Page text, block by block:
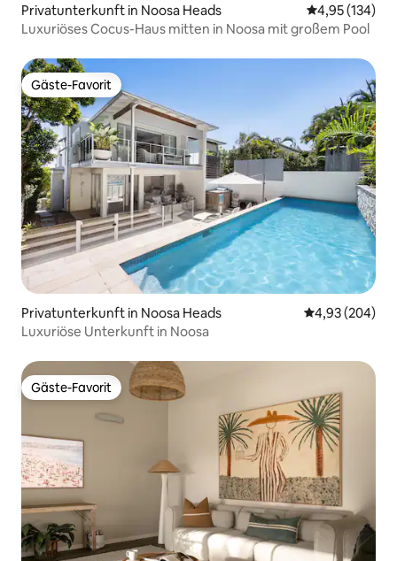
Privatunterkunft in Noosa Heads
4,95 (134)
Luxuriöses Cocus-Haus mitten in Noosa mit großem Pool
Gäste-Favorit
Gäste-Favorit
Privatunterkunft in Noosa Heads
4,93 (204)
Luxuriöse Unterkunft in Noosa
Gäste-Favorit
Gäste-Favorit